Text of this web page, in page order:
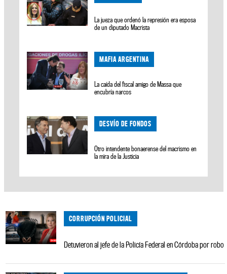
La jueza que ordenó la represión era esposa
de un diputado Macrista
MAFIA ARGENTINA
La caída del fiscal amigo de Massa que
encubría narcos
DESVÍO DE FONDOS
Otro intendente bonaerense del macrismo en
la mira de la Justicia
CORRUPCIÓN POLICIAL
Detuvieron al jefe de la Policía Federal en Córdoba por robo